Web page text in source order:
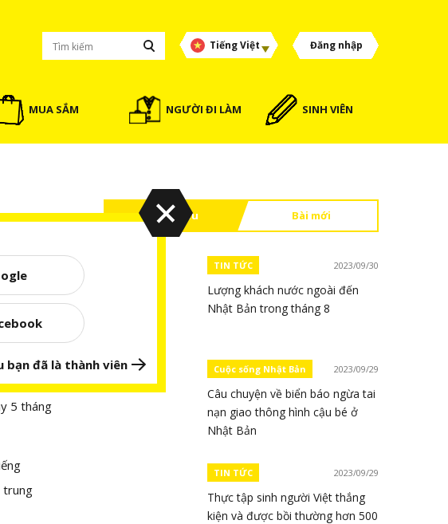
Tiếng Việt Đăng nhập
MUA SẮM NGƯỜI ĐI LÀM SINH VIÊN
5 tháng
trung
Đọc nhiều Bài mới
TIN TỨC 2023/09/30
Lượng khách nước ngoài đến
Nhật Bản trong tháng 8
Cuộc sống Nhật Bản 2023/09/29
Câu chuyện về biển báo ngừa tai
nạn giao thông hình cậu bé ở
Nhật Bản
TIN TỨC 2023/09/29
Thực tập sinh người Việt thắng
kiện và được bồi thường hơn 500
bạn đã là thành viên